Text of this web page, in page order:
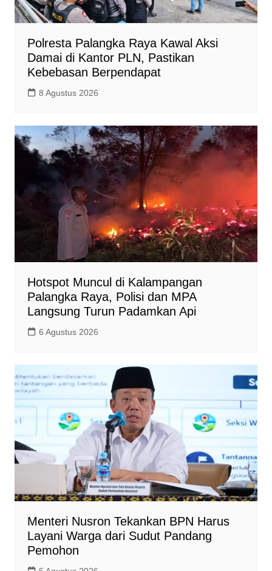
Polresta Palangka Raya Kawal Aksi
Damai di Kantor PLN, Pastikan
Kebebasan Berpendapat
8 Agustus 2026
Hotspot Muncul di Kalampangan
Palangka Raya, Polisi dan MPA
Langsung Turun Padamkan Api
6 Agustus 2026
Menteri Nusron Tekankan BPN Harus
Layani Warga dari Sudut Pandang
Pemohon